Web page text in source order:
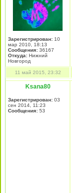
Зарегистрирован: 10
мар 2010, 18:13
Сообщения: 36167
Откуда: Нижний
Новгород
11 май 2015, 23:32
Ksana80
Зарегистрирован: 03
сен 2014, 11:23
Сообщения: 53